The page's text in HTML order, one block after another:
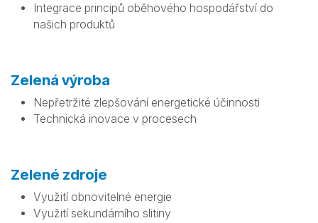
Integrace principů oběhového hospodářství do
našich produktů
Zelená výroba
Nepřetržité zlepšování energetické účinnosti
Technická inovace v procesech
Zelené zdroje
Využití obnovitelné energie
Využití sekundárního slitiny